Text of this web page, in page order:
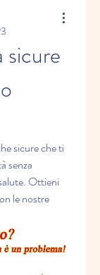
sicure
sicure che ti
senza
Ottieni
le nostre